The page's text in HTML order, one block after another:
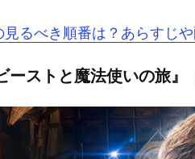
るべき順番は？あらすじや
ーストと魔法使いの旅』